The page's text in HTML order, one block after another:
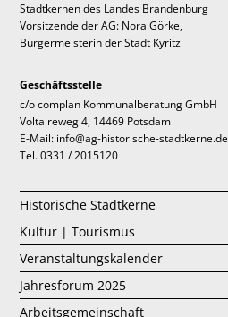
Stadtkernen des Landes Brandenburg
Vorsitzende der AG: Nora Görke,
Bürgermeisterin der Stadt Kyritz
Geschäftsstelle
c/o complan Kommunalberatung GmbH
Voltaireweg 4, 14469 Potsdam
E-Mail: info@ag-historische-stadtkerne.de
Tel. 0331 / 2015120
Historische Stadtkerne
Kultur | Tourismus
Veranstaltungskalender
Jahresforum 2025
Arbeitsgemeinschaft